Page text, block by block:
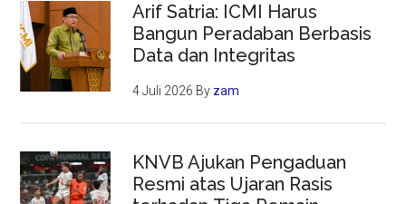
Arif Satria: ICMI Harus
Bangun Peradaban Berbasis
Data dan Integritas
4 Juli 2026 By zam
KNVB Ajukan Pengaduan
Resmi atas Ujaran Rasis